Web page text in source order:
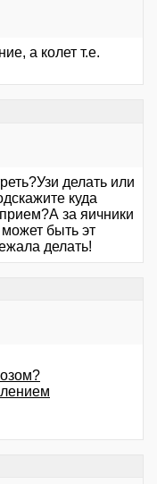
а колет т.е.
делать или
куда
за яичники
быть эт
делать!